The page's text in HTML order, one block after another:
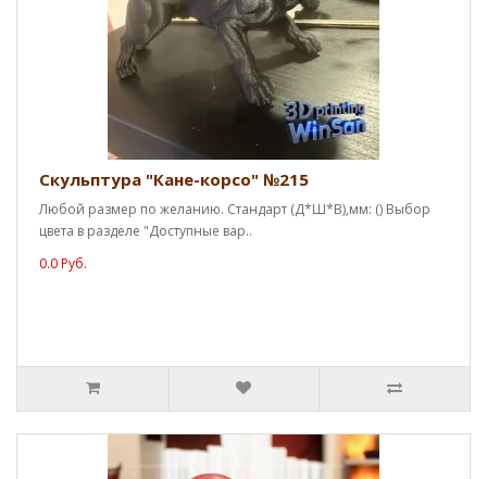
Скульптура "Кане-корсо" №215
Любой размер по желанию. Стандарт (Д*Ш*В),мм: () Выбор
цвета в разделе "Доступные вар..
0.0 Руб.